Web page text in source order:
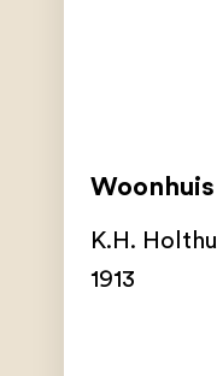
Woonhuis
K.H.
1913